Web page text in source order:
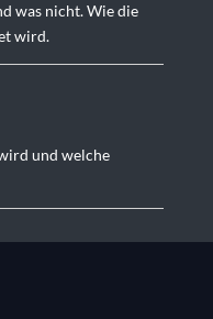
was nicht. Wie die
wird.
und welche